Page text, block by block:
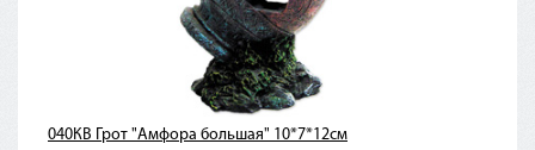
040КВ Грот "Амфора большая" 10*7*12см